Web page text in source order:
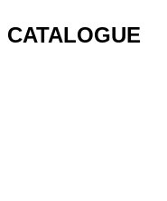
CATALOGUE